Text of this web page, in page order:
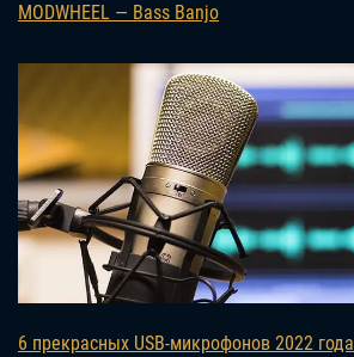
MODWHEEL — Bass Banjo
6 прекрасных USB-микрофонов 2022 года